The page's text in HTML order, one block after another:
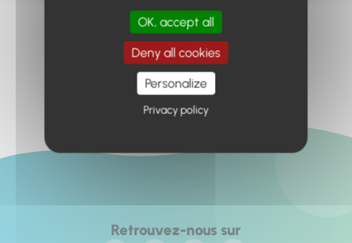
Retour à l'accueil
Retrouvez-nous sur
OK, accept all
Deny all cookies
Personalize
Privacy policy